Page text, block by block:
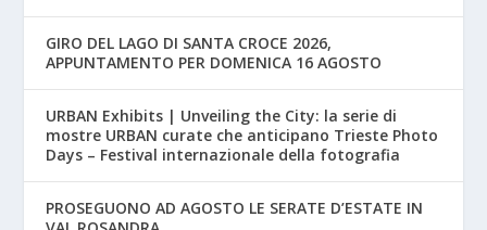
GIRO DEL LAGO DI SANTA CROCE 2026,
APPUNTAMENTO PER DOMENICA 16 AGOSTO
URBAN Exhibits | Unveiling the City: la serie di
mostre URBAN curate che anticipano Trieste Photo
Days – Festival internazionale della fotografia
PROSEGUONO AD AGOSTO LE SERATE D’ESTATE IN